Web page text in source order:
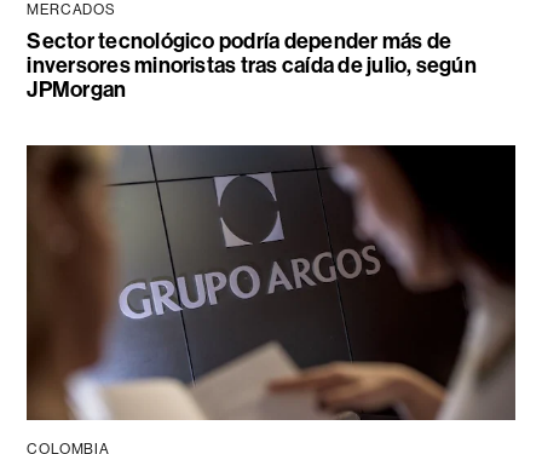
MERCADOS
Sector tecnológico podría depender más de
inversores minoristas tras caída de julio, según
JPMorgan
COLOMBIA